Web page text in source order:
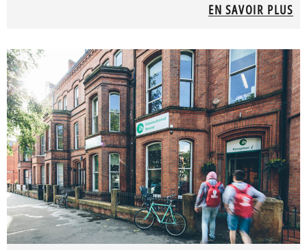
EN SAVOIR PLUS